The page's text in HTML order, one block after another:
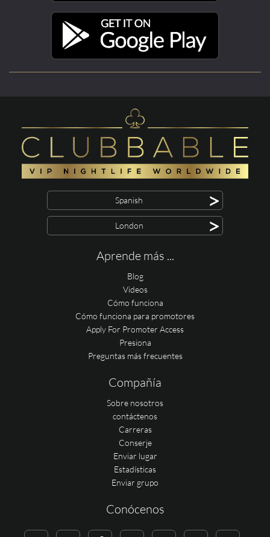
Spanish >
London >
Aprende más ...
Blog
Videos
Cómo funciona
Cómo funciona para promotores
Apply For Promoter Access
Presiona
Preguntas más frecuentes
Compañía
Sobre nosotros
contáctenos
Carreras
Conserje
Enviar lugar
Estadísticas
Enviar grupo
Conócenos